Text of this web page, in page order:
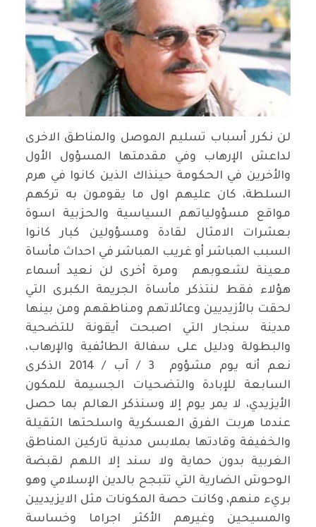
لن نكرر أسباب تسليم الموصل والمناطق الاخرى
لداعش الإرهاب وفي مقدمتها المسؤول الأول
والأخرين في الحكومة حينذاك الذين كانوا في هرم
السلطة، كان عليهم اول ما يقومون به تركهم
مواقع مسؤولياتهم السياسية والحزبية اسوة
بعشرات الامثال لقادة ومسؤولين كبار كانوا
السبب المباشر أو غريب المباشر في احداث مأساة
معينة لشعوبهم ومرة أخرى لن نعيد أسماء
هؤلاء فقط لنتذكر مأساة الجريمة الكبرى التي
لحقت بالأزيديين وعائلاتهم ومناطقهم ومن بينها
مدينة سنجار التي اصبحت أيقونة للتضحية
والبطولة ودليل على سفالة الطائفية والإرهاب،
نعم أنه يوم مشؤوم 3 / آب / 2014 الذكرى
السابعة للإبادة والتضحيات الجسيمة للمكون
الأيزيدي، لا يمر يوم إلا وسنذكر العالم بما حصل
عندما هربت الفرق العسكرية واسلحتها الثقيلة
والخفيفة وقادتها بملابس مدنية تاركين المناطق
الغربية بدون حماية ولا سند إلا اللهم لقبضة
الوحوش الضارية التي تتبجح بالدين الإسلامي وهو
بريء منهم، وكانت حصة المكونات مثل الايزيديين
والمسيحين وغيرهم الأكثر اجراما وخساسة